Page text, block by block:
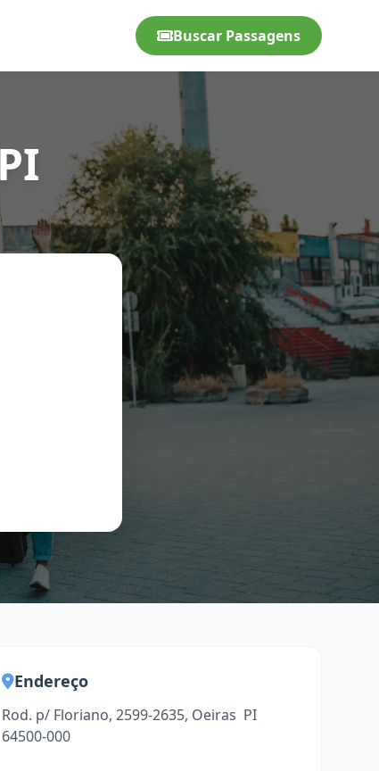
Buscar Passagens
Endereço
Rod. p/ Floriano, 2599-2635, Oeiras  PI
64500-000